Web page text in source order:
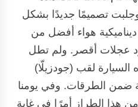
تصميمًا جديدًا بشكل
هواء أفضل من
عجلات أقصر. ولم تطل
السيارة لقب (جودزيلّا)
ضمن الطرقات. وفي يومنا
هذا الطراز أمرًا في غاية